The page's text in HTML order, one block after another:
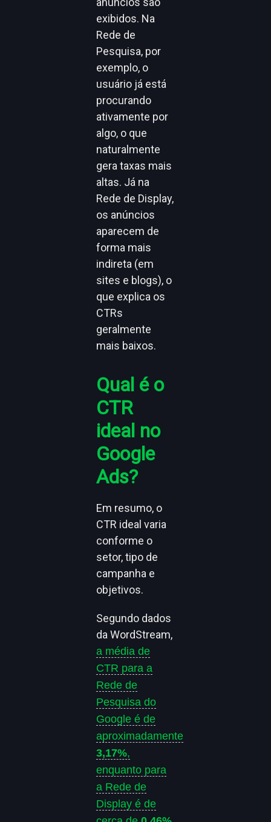
exibidos. Na
Rede de
Pesquisa, por
exemplo, o
usuário já está
procurando
ativamente por
algo, o que
naturalmente
gera taxas mais
altas. Já na
Rede de Display,
os anúncios
aparecem de
forma mais
indireta (em
sites e blogs), o
que explica os
CTRs
geralmente
mais baixos.
Qual é o
CTR
ideal no
Google
Ads?
Em resumo, o
CTR ideal varia
conforme o
setor, tipo de
campanha e
objetivos.
Segundo dados
da WordStream,
a média de
CTR para a
Rede de
Pesquisa do
Google é de
aproximadamente
3,17%,
enquanto para
a Rede de
Display é de